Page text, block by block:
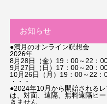
お知らせ
●満月のオンライン瞑想会
2026年
8月28日（金）19：00～22：
9月27日（日）17：00～20：
10月26日（月）19：00～22：
・・・
●2024年10月から開始される
は、対面、遠隔、無料遠隔ヒ
きません